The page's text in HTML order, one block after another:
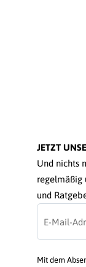
JETZT
Und nichts
regelmäßig
und
Mit dem